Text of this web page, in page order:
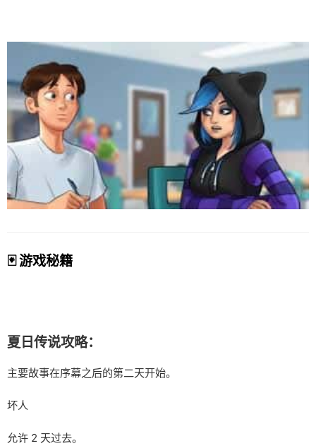
🃏 游戏秘籍
夏日传说攻略：
主要故事在序幕之后的第二天开始。
坏人
允许 2 天过去。